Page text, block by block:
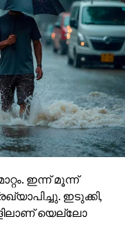
Muslim Personal
Vill, Jamia Nagar,
ഏരിയാ
ഇന്ന് മൂന്ന്
ഇടുക്കി,
യെല്ലോ